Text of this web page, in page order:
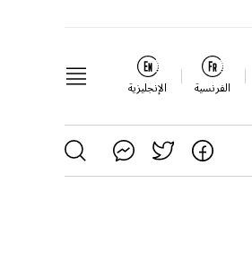
الفرنسية الإنجليزية